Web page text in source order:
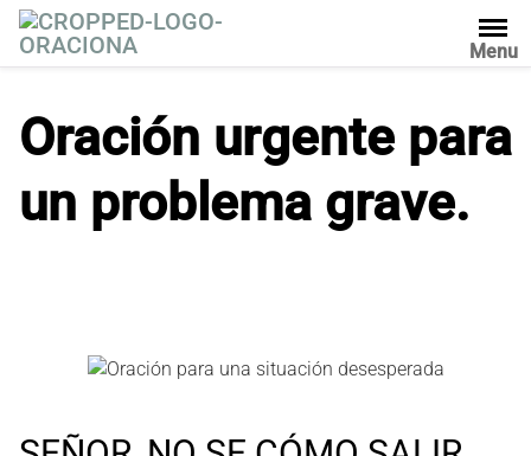
l
Menu
Oración urgente para
un problema grave.